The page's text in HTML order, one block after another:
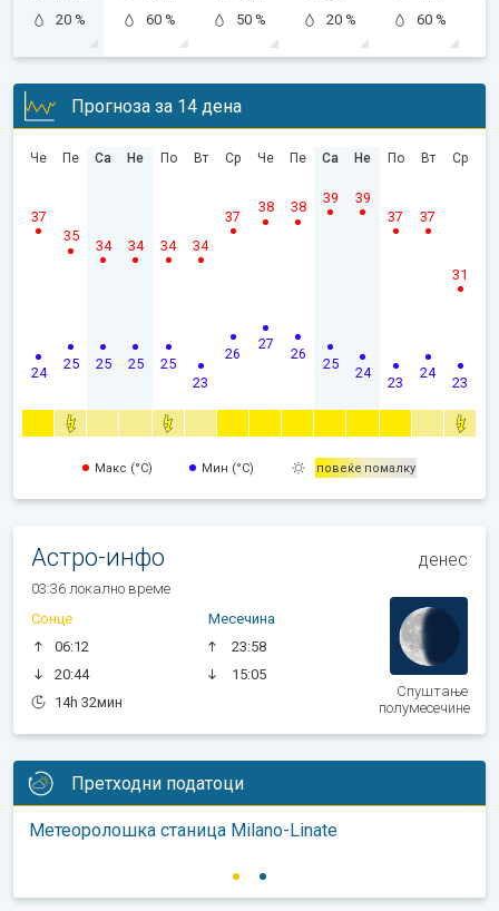
20 %
60 %
50 %
20 %
60 %
Прогноза за 14 дена
Че
24
37
Пе
25
35
Са
25
34
Не
25
34
По
25
34
Вт
23
34
Ср
26
37
Че
27
38
Пе
26
38
Са
25
39
Не
24
39
По
23
37
Вт
24
37
Ср
23
31
Макс (°C) Мин (°C) повеќе помалку
Астро-инфо денес
03:36 локално време
Сонце
06:12
20:44
14h 32мин
Месечина
23:58
15:05
Спуштање
полумесечине
Претходни податоци
Метеоролошка станица Milano-Linate